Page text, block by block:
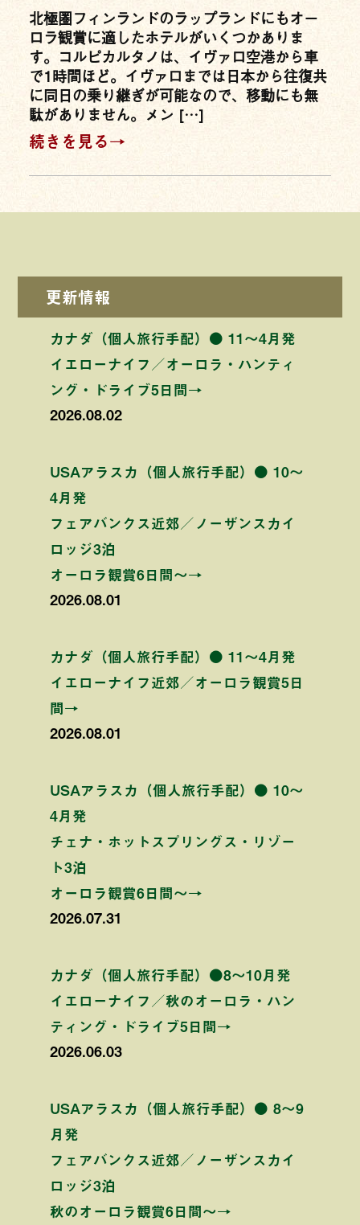
北極圏フィンランドのラップランドにもオー
ロラ観賞に適したホテルがいくつかありま
す。コルピカルタノは、イヴァロ空港から車
で1時間ほど。イヴァロまでは日本から往復共
に同日の乗り継ぎが可能なので、移動にも無
駄がありません。メン […]
続きを見る→
更新情報
カナダ（個人旅行手配）● 11〜4月発
イエローナイフ／オーロラ・ハンティ
ング・ドライブ5日間→
2026.08.02
USAアラスカ（個人旅行手配）● 10〜
4月発
フェアバンクス近郊／ノーザンスカイ
ロッジ3泊
オーロラ観賞6日間〜→
2026.08.01
カナダ（個人旅行手配）● 11〜4月発
イエローナイフ近郊／オーロラ観賞5日
間→
2026.08.01
USAアラスカ（個人旅行手配）● 10〜
4月発
チェナ・ホットスプリングス・リゾー
ト3泊
オーロラ観賞6日間〜→
2026.07.31
カナダ（個人旅行手配）●8〜10月発
イエローナイフ／秋のオーロラ・ハン
ティング・ドライブ5日間→
2026.06.03
USAアラスカ（個人旅行手配）● 8〜9
月発
フェアバンクス近郊／ノーザンスカイ
ロッジ3泊
秋のオーロラ観賞6日間〜→